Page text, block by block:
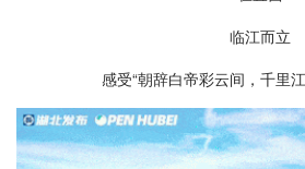
临江而立
感受“朝辞白帝彩云间，千里